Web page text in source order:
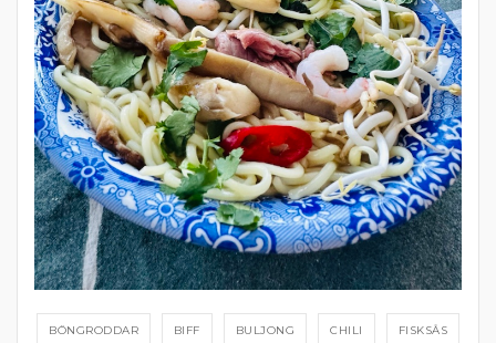
BÖNGRODDAR BIFF BULJONG CHILI FISKSÅS